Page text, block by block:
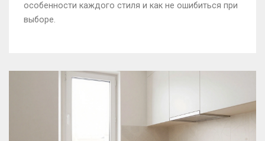
особенности каждого стиля и как не ошибиться при
выборе.